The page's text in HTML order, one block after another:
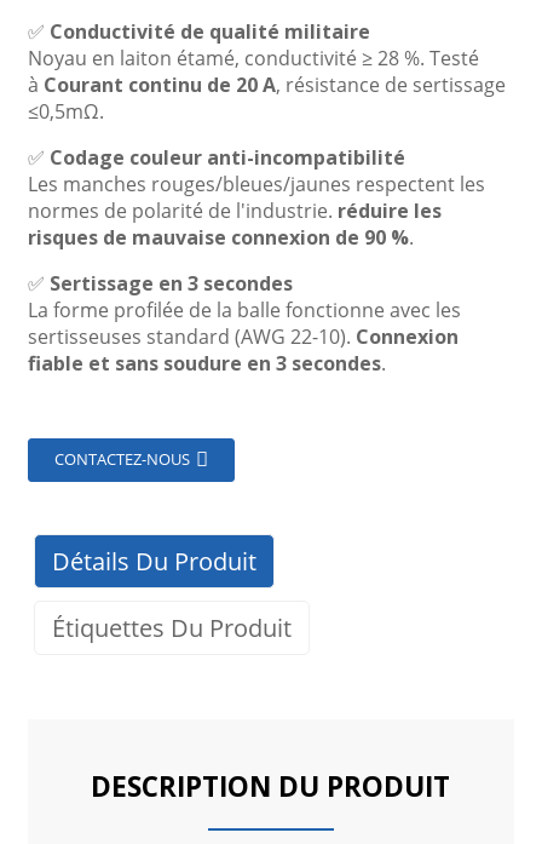
✅ Conductivité de qualité militaire
Noyau en laiton étamé, conductivité ≥ 28 %. Testé
à Courant continu de 20 A, résistance de sertissage
≤0,5mΩ.
✅ Codage couleur anti-incompatibilité
Les manches rouges/bleues/jaunes respectent les
normes de polarité de l'industrie. réduire les
risques de mauvaise connexion de 90 %.
✅ Sertissage en 3 secondes
La forme profilée de la balle fonctionne avec les
sertisseuses standard (AWG 22-10). Connexion
fiable et sans soudure en 3 secondes.
CONTACTEZ-NOUS
Détails Du Produit
Étiquettes Du Produit
DESCRIPTION DU PRODUIT